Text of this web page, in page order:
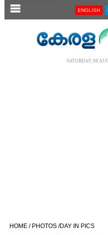
SECTIONS ENGLISH
SATURDAY, 08
HOME / PHOTOS /DAY IN PICS